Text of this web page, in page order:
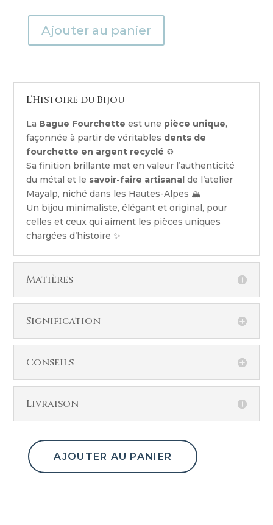
quantité
fourchette
double
Taille
Ajouter au panier
L’Histoire du Bijou
La Bague Fourchette est une pièce unique,
façonnée à partir de véritables dents de
fourchette en argent recyclé ♻️
Sa finition brillante met en valeur l’authenticité
du métal et le savoir-faire artisanal de l’atelier
Mayalp, niché dans les Hautes-Alpes 🏔️
Un bijou minimaliste, élégant et original, pour
celles et ceux qui aiment les pièces uniques
chargées d’histoire ✨
Matières
Signification
Conseils
Livraison
quantité
AJOUTER AU PANIER